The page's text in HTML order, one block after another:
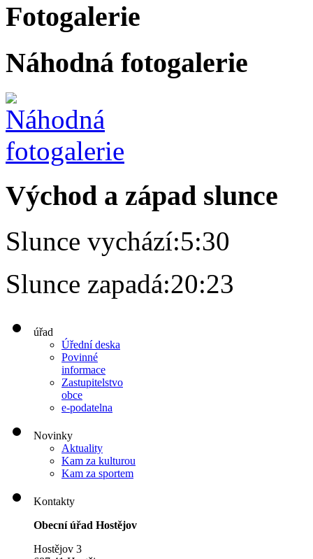
Fotogalerie
Náhodná fotogalerie
Východ a západ slunce
Slunce vychází:5:30
Slunce zapadá:20:23
úřad
Úřední deska
Povinné
informace
Zastupitelstvo
obce
e-podatelna
Novinky
Aktuality
Kam za kulturou
Kam za sportem
Kontakty
Obecní úřad Hostějov
Hostějov 3